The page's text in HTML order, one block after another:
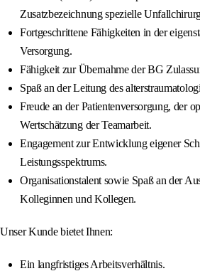
Zusatzbezeichnung spezielle
Fortgeschrittene Fähigkeiten in der
Versorgung.
Fähigkeit zur Übernahme der BG
Spaß an der Leitung des
Freude an der Patientenversorgung, der
Wertschätzung der Teamarbeit.
Engagement zur Entwicklung eigener
Leistungsspektrums.
Organisationstalent sowie Spaß an der
Kolleginnen und Kollegen.
Unser Kunde bietet Ihnen:
Ein langfristiges Arbeitsverhältnis.